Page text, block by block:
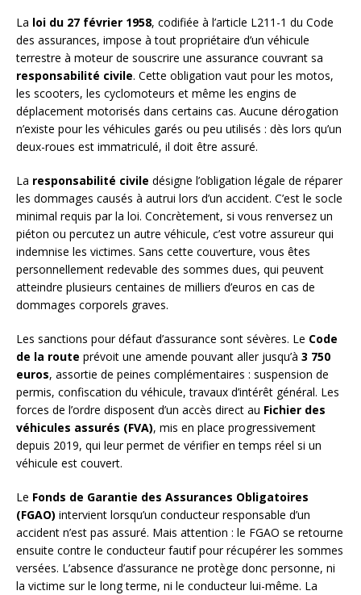
La loi du 27 février 1958, codifiée à l’article L211-1 du Code
des assurances, impose à tout propriétaire d’un véhicule
terrestre à moteur de souscrire une assurance couvrant sa
responsabilité civile. Cette obligation vaut pour les motos,
les scooters, les cyclomoteurs et même les engins de
déplacement motorisés dans certains cas. Aucune dérogation
n’existe pour les véhicules garés ou peu utilisés : dès lors qu’un
deux-roues est immatriculé, il doit être assuré.
La responsabilité civile désigne l’obligation légale de réparer
les dommages causés à autrui lors d’un accident. C’est le socle
minimal requis par la loi. Concrètement, si vous renversez un
piéton ou percutez un autre véhicule, c’est votre assureur qui
indemnise les victimes. Sans cette couverture, vous êtes
personnellement redevable des sommes dues, qui peuvent
atteindre plusieurs centaines de milliers d’euros en cas de
dommages corporels graves.
Les sanctions pour défaut d’assurance sont sévères. Le Code
de la route prévoit une amende pouvant aller jusqu’à 3 750
euros, assortie de peines complémentaires : suspension de
permis, confiscation du véhicule, travaux d’intérêt général. Les
forces de l’ordre disposent d’un accès direct au Fichier des
véhicules assurés (FVA), mis en place progressivement
depuis 2019, qui leur permet de vérifier en temps réel si un
véhicule est couvert.
Le Fonds de Garantie des Assurances Obligatoires
(FGAO) intervient lorsqu’un conducteur responsable d’un
accident n’est pas assuré. Mais attention : le FGAO se retourne
ensuite contre le conducteur fautif pour récupérer les sommes
versées. L’absence d’assurance ne protège donc personne, ni
la victime sur le long terme, ni le conducteur lui-même. La